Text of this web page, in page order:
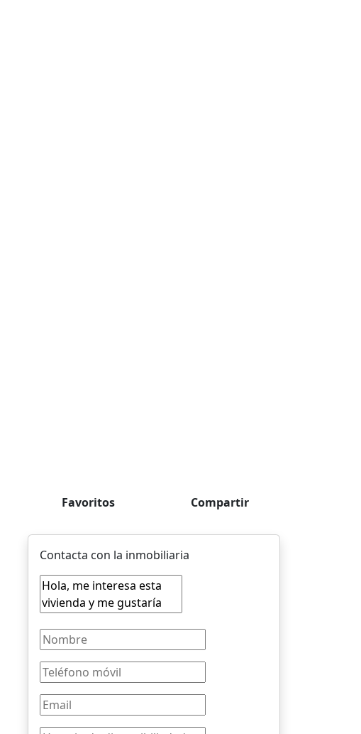
Favoritos Compartir
Contacta con la inmobiliaria